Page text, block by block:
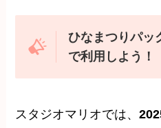
ひなまつりパッ
で利用しよう！
スタジオマリオでは、